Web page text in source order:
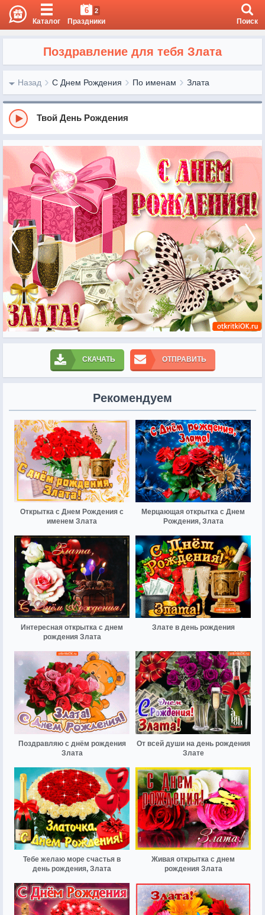
Каталог
6 2
Праздники Поиск
Поздравление для тебя Злата
Назад С Днем Рождения По именам Злата
Твой День Рождения
СКАЧАТЬ ОТПРАВИТЬ
Рекомендуем
Открытка с Днем Рождения с
именем Злата
Мерцающая открытка с Днем
Рождения, Злата
Интересная открытка с днем
рождения Злата
Злате в день рождения
Поздравляю с днём рождения
Злата
От всей души на день рождения
Злате
Тебе желаю море счастья в
день рождения, Злата
Живая открытка с днем
рождения Злата